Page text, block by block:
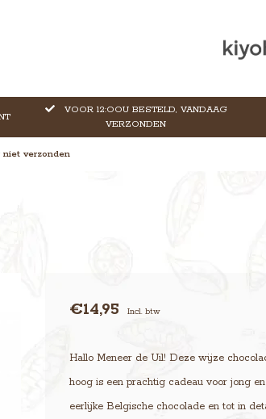
VOOR 12:OOU BESTELD, VANDAAG
VERZONDEN
verzonden
€14,95 Incl. btw
Hallo Meneer de Uil! Deze wijze
hoog is een prachtig cadeau voor jong
eerlijke Belgische chocolade en tot in